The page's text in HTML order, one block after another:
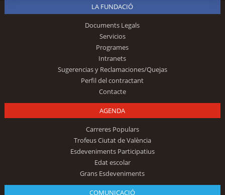
LA FUNDACIÓ
Documents Legals
Servicios
Programes
Intranets
Sugerencias y Reclamaciones/Quejas
Perfil del contractant
Contacte
AGENDA
Carreres Populars
Trofeus Ciutat de València
Esdeveniments Participatius
Edat escolar
Grans Esdeveniments
COMUNICACIÓ